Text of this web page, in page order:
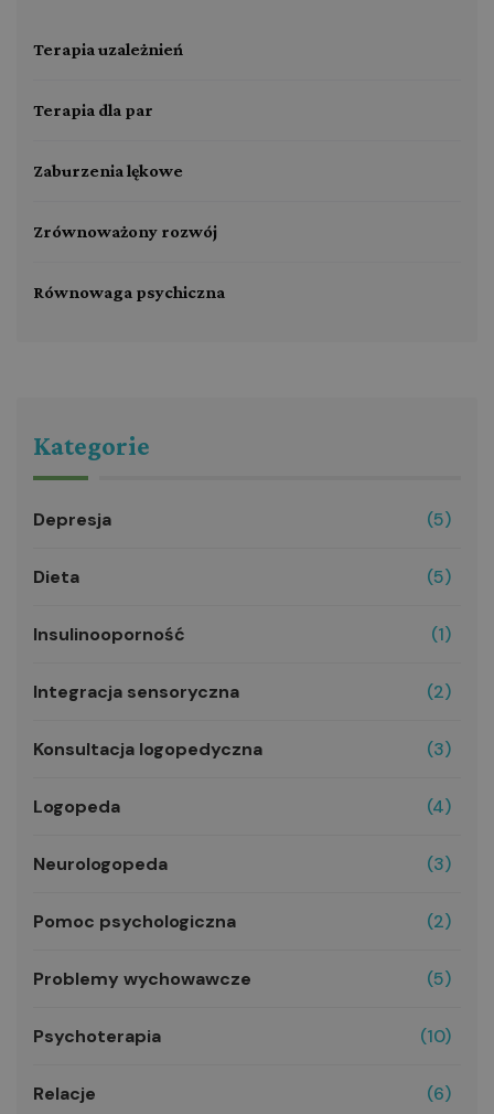
Terapia uzależnień
Terapia dla par
Zaburzenia lękowe
Zrównoważony rozwój
Równowaga psychiczna
Kategorie
Depresja (5)
Dieta (5)
Insulinooporność (1)
Integracja sensoryczna (2)
Konsultacja logopedyczna (3)
Logopeda (4)
Neurologopeda (3)
Pomoc psychologiczna (2)
Problemy wychowawcze (5)
Psychoterapia (10)
Relacje (6)